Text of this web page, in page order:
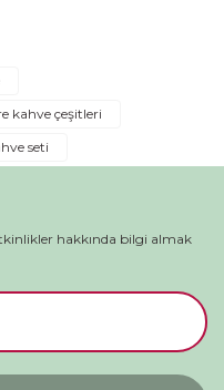
kahve çeşitleri
seti
hakkında bilgi almak